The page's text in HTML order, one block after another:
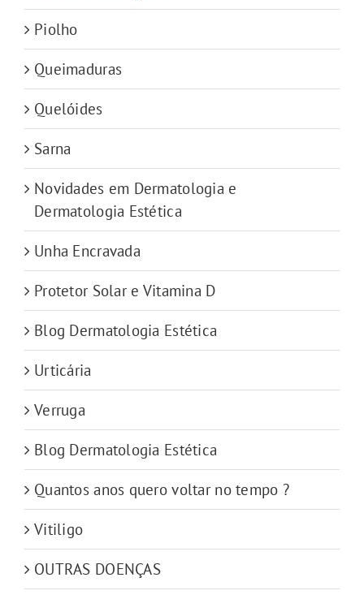
Piolho
Queimaduras
Quelóides
Sarna
Novidades em Dermatologia e
Dermatologia Estética
Unha Encravada
Protetor Solar e Vitamina D
Blog Dermatologia Estética
Urticária
Verruga
Blog Dermatologia Estética
Quantos anos quero voltar no tempo ?
Vitiligo
OUTRAS DOENÇAS